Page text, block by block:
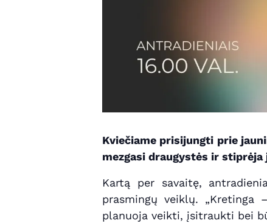
Kviečiame prisijungti prie
mezgasi draugystės ir stiprėja
Kartą per savaitę,
prasmingų veiklų.
planuoja veikti, įsitraukti bei